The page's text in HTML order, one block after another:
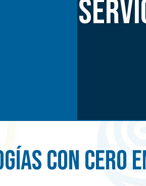
con cero